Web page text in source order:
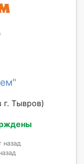
Тывров)
назад